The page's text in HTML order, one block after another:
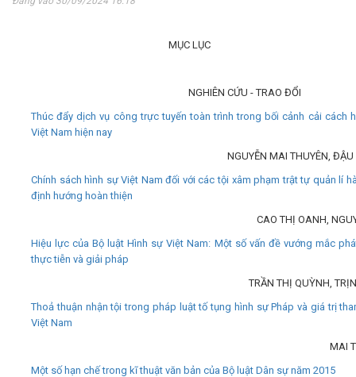
MỤC LỤC
NGHIÊN CỨU - TRAO ĐỔI
Thúc đẩy dịch vụ công trực tuyến toàn trình trong bối cảnh cải cách
Việt Nam hiện nay
NGUYỄN MAI THUYÊN,
Chính sách hình sự Việt Nam đối với các tội xâm phạm trật tự quản lí
định hướng hoàn thiện
CAO THỊ OANH,
Hiệu lực của Bộ luật Hình sự Việt Nam: Một số vấn đề vướng mắc
thực tiễn và giải pháp
TRẦN THỊ QUỲNH,
Thoả thuận nhận tội trong pháp luật tố tụng hình sự Pháp và giá trị
Việt Nam
MAI
Một số hạn chế trong kĩ thuật văn bản của Bộ luật Dân sự năm 2015